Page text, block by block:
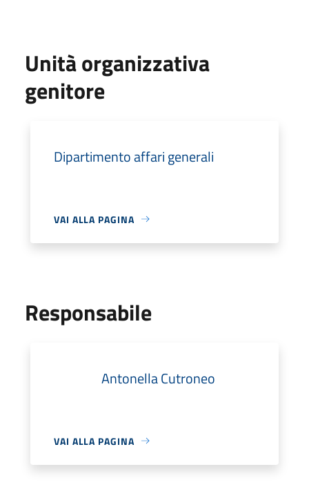
Unità organizzativa
genitore
Dipartimento affari generali
VAI ALLA PAGINA
Responsabile
Antonella Cutroneo
VAI ALLA PAGINA